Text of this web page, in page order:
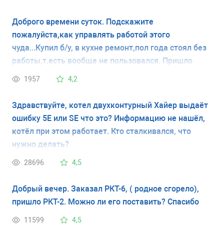
Доброго времени суток. Подскажите
пожалуйста,как управлять работой этого
чуда...Купил б/у, в кухне ремонт,пол года стоял без
работы,т.есть вообще не пользовался. Пришло
время,просто включил в розетку... Уже пол дня
вкл.кондиционере,это при закрытых дверцах..
внутри плюс два градуса,морозилка минус 18 по
Цельсию. Подскажите, как его угомонить,Аль
мануал какой почитать. Заранее спасибо!
1957 4,2
Здравствуйте, котел двухконтурный Хайер выдаёт
ошибку 5Е или SE что это? Информацию не нашёл,
котёл при этом работает. Кто сталкивался, что
нужно делать?
28696 4,5
Добрый вечер. Заказал РКТ-6, ( родное сгорело),
пришло РКТ-2. Можно ли его поставить? Спасибо
11599 4,5